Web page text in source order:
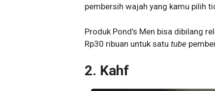
pembersih wajah yang kamu pilih
Produk Pond’s Men bisa dibilang
Rp30 ribuan untuk satu tube
2. Kahf